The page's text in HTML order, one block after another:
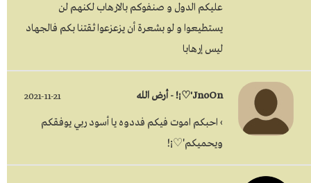
عليكم الدول و صنفوكم بالارهاب لكنهم لن
يستطيعوا و لو بشعرة أن يزعزعوا ثقتنا بكم فالجهاد
ليس إرهابا
JnoOn'♡¡! - أرض الله 2021-11-21
› احبكم اموت فيكم فددوه يا أسود ربي يوفقكم
ويحميكم'♡¡!